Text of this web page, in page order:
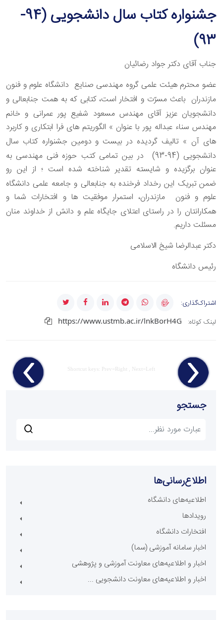
جشنواره کتاب سال دانشجویی (94-
93)
جناب آقای دکتر جواد رضائیان
عضو محترم هیئت علمی گروه مهندسی صنایع دانشگاه علوم و فنون
مازندران باعث مسرّت و افتخار است، کتابی که به همت جنابعالی و
دانشجویان عزیز آقای مهندس مسعود شفیع پور عمرانی و خانم
مهندس سناء عبداله پور با عنوان » الگوریتم های فرا ابتکاری و کاربرد
های آن » تالیف گردیده در بیست و دومین جشنواره کتاب سال
دانشجویی (94-93) در بین تمامی کتب حوزه فنی
مهندسی به
عنوان برگزیده و شایسته تقدیر شناخته شده است ؛ از این رو
ضمن تبریک این رخداد فرخنده به جنابعالی و جامعه علمی دانشگاه
علوم و فنون مازندران، استمرار موفقیت ها و افتخارات شما و
همکارانتان را در راستای اعتلای جایگاه علم و دانش از خداوند منان
مسئلت داریم.
دکتر عبدالرضا شیخ الاسلامی
رئیس دانشگاه
اشتراک‌گذاری:
لینک کوتاه:
https://www.ustmb.ac.ir/lnkBorH4G
Shortcut keys: Prev=Right , Next=Left
جستجو
اطلاع‌رسانی‌ها
اطلاعیه‌های دانشگاه
رویدادها
افتخارات دانشگاه
اخبار سامانه آموزشی (سما)
اخبار و اطلاعیه‌های معاونت آموزشی و پژوهشی
اخبار و اطلاعیه‌های معاونت دانشجویی ...